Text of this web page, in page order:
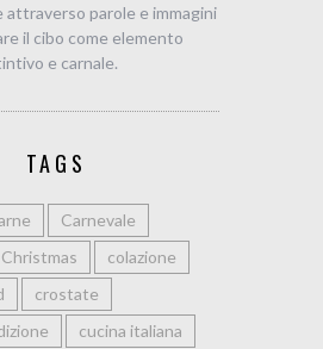
parole e immagini
il cibo come elemento
e carnale.
TAGS
Carnevale
Christmas
colazione
crostate
cucina italiana